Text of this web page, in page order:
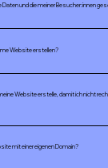
Daten und die meiner Besucher:innen
Website erstellen?
Website erstelle, damit ich nicht
mit einer eigenen Domain?